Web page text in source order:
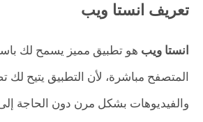
تعريف انستا ويب
انستا ويب هو تطبيق مميز يسمح لك
المتصفح مباشرة، لأن التطبيق يتيح لك
والفيديوهات بشكل مرن دون الحاجة